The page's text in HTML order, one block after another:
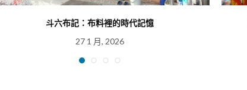
斗六布記：布料裡的時代記憶
27 1 月, 2026